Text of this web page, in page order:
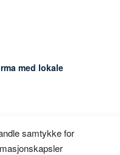
samtykke for
med lokale